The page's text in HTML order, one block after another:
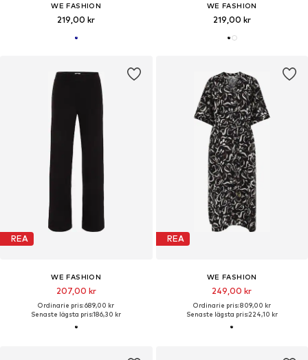
WE FASHION
219,00 kr
WE FASHION
219,00 kr
REA
WE FASHION
207,00 kr
Ordinarie pris: 689,00 kr
Senaste lägsta pris:186,30 kr
REA
WE FASHION
249,00 kr
Ordinarie pris: 809,00 kr
Senaste lägsta pris:224,10 kr